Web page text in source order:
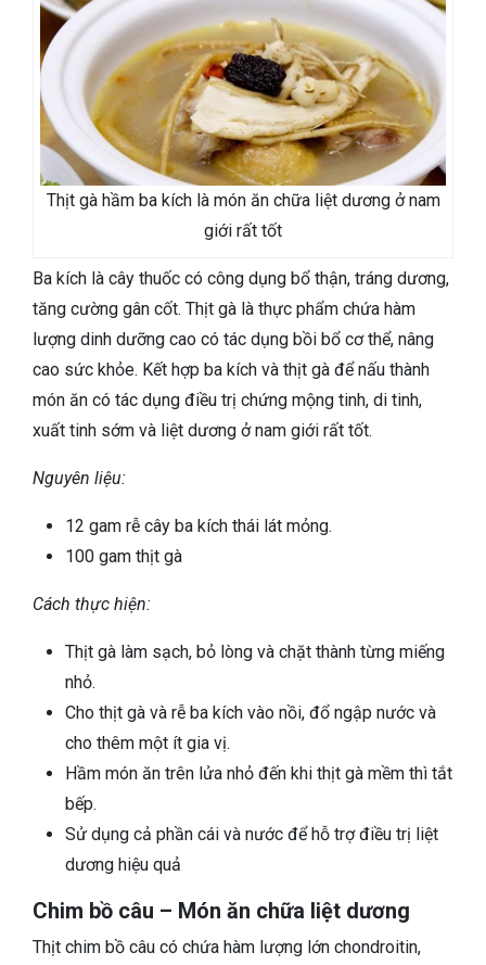
Thịt gà hầm ba kích là món ăn chữa liệt dương ở nam
giới rất tốt
Ba kích là cây thuốc có công dụng bổ thận, tráng dương,
tăng cường gân cốt. Thịt gà là thực phẩm chứa hàm
lượng dinh dưỡng cao có tác dụng bồi bổ cơ thể, nâng
cao sức khỏe. Kết hợp ba kích và thịt gà để nấu thành
món ăn có tác dụng điều trị chứng mộng tinh, di tinh,
xuất tinh sớm và liệt dương ở nam giới rất tốt.
Nguyên liệu:
12 gam rễ cây ba kích thái lát mỏng.
100 gam thịt gà
Cách thực hiện:
Thịt gà làm sạch, bỏ lòng và chặt thành từng miếng
nhỏ.
Cho thịt gà và rễ ba kích vào nồi, đổ ngập nước và
cho thêm một ít gia vị.
Hầm món ăn trên lửa nhỏ đến khi thịt gà mềm thì tắt
bếp.
Sử dụng cả phần cái và nước để hỗ trợ điều trị liệt
dương hiệu quả
Chim bồ câu – Món ăn chữa liệt dương
Thịt chim bồ câu có chứa hàm lượng lớn chondroitin,